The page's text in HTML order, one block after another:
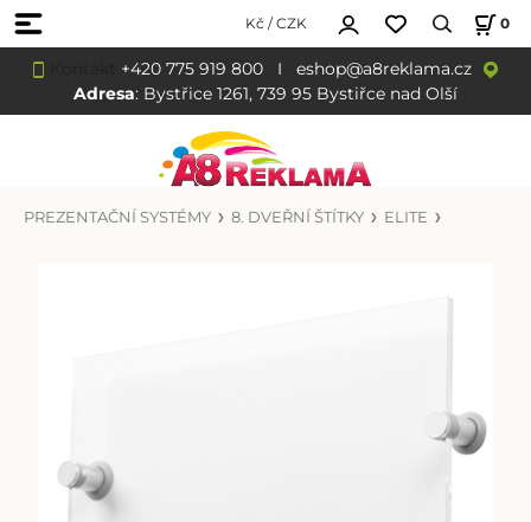
Kč / CZK 0
+420 775 919 800I
eshop@a8reklama.cz
Adresa: Bystřice 1261, 739 95 Bystiřce nad Olší
PREZENTAČNÍ SYSTÉMY 8. DVEŘNÍ ŠTÍTKY ELITE